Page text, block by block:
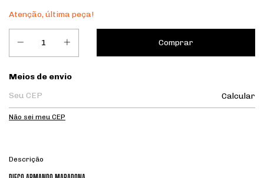
Atenção, última peça!
Entregas para o CEP:
Meios de envio
Calcular
Não sei meu CEP
Descrição